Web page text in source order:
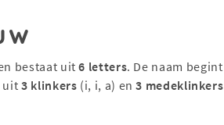
bestaat uit6 letters. De naam begint
uit3 klinkers (i, i, a) en3 medeklinkers